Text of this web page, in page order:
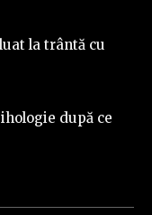
la trântă cu
după ce